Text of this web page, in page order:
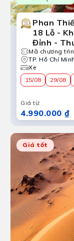
phát
Phan
18 Lỗ -
Đỉnh -
Mã chương
TP. Hồ Chí Minh
Xe
15/08
29/08
Giá từ:
4.990.000 ₫
Giá tốt